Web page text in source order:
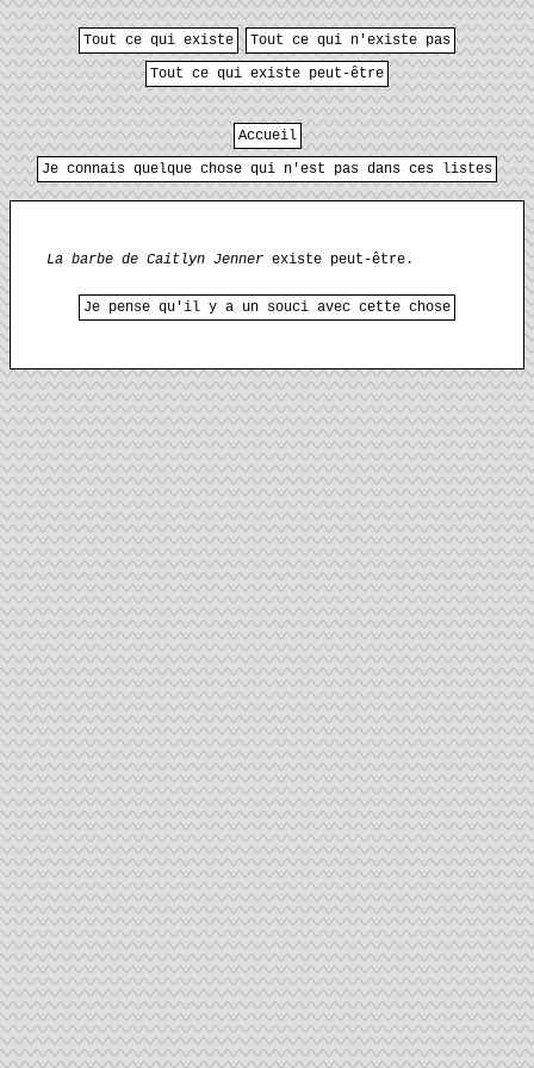
Tout ce qui existe
Tout ce qui n'existe pas
Tout ce qui existe peut-être
Accueil
Je connais quelque chose qui n'est pas dans ces listes
La barbe de Caitlyn Jenner existe peut-être.